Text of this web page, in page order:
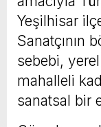
Yeşilhisar
Sanatçının
sebebi,
mahalleli
sanatsal bir